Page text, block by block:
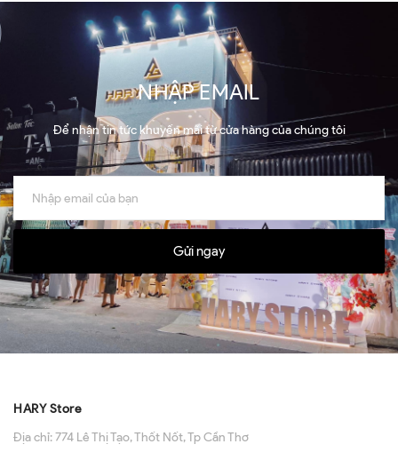
NHẬP EMAIL
Để nhận tin tức khuyến mãi từ cửa hàng của chúng tôi
Gửi ngay
HARY Store
Địa chỉ:774 Lê Thị Tạo, Thốt Nốt, Tp Cần Thơ